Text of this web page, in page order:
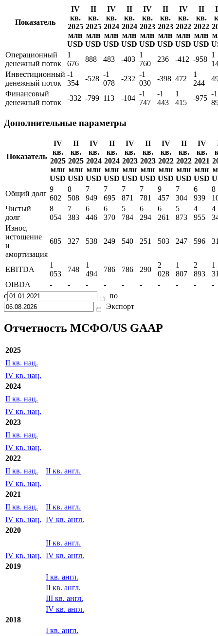
Показатель
IV
кв.
2025
млн
USD
II
кв.
2025
млн
USD
IV
кв.
2024
млн
USD
II
кв.
2024
млн
USD
IV
кв.
2023
млн
USD
II
кв.
2023
млн
USD
IV
кв.
2022
млн
USD
II
кв.
2022
млн
USD
Операционный
денежный поток
1
676
888 483 -403
1
760
236 -412 -958
1
Инвестиционный
денежный поток
-1
354
-528
-1
078
-232
-1
030
-398 472
1
244
Финансовый
денежный поток
-332 -799 113 -104
-1
747
-1
443
1
415
-975
-1
Дополнительные параметры
Показатель
IV
кв.
2025
млн
USD
II
кв.
2025
млн
USD
IV
кв.
2024
млн
USD
II
кв.
2024
млн
USD
IV
кв.
2023
млн
USD
II
кв.
2023
млн
USD
IV
кв.
2022
млн
USD
II
кв.
2022
млн
USD
IV
кв.
2021
млн
USD
Общий долг
9
602
8
508
7
949
7
695
7
871
7
781
9
457
7
304
6
939
8
Чистый
долг
8
054
7
383
6
446
6
370
5
784
6
294
6
261
5
873
4
955
4
Износ,
истощение
и
амортизация
685 327 538 249 540 251 503 247 596
EBITDA
1
053
748
1
494
786 786 290
2
028
1
807
2
893
1
OIBDA
- - - - - - - - -
-
с
по
Экспорт
Отчетность МСФО/US GAAP
2025
II кв. нац.
IV кв. нац.
2024
II кв. нац.
IV кв. нац.
2023
II кв. нац.
IV кв. нац.
2022
II кв. нац.
II кв. англ.
IV кв. нац.
2021
II кв. нац.
II кв. англ.
IV кв. нац. IV кв. англ.
2020
II кв. англ.
IV кв. нац. IV кв. англ.
2019
I кв. англ.
II кв. англ.
III кв. англ.
IV кв. англ.
2018
I кв. англ.